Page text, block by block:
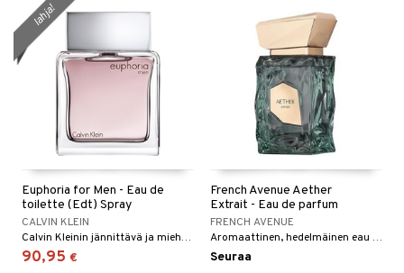
Euphoria for Men - Eau de
toilette (Edt) Spray
CALVIN KLEIN
Calvin Kleinin jännittävä ja miehekäs eau de toilette
90,95 €
lahja!
French Avenue Aether
Extrait - Eau de parfum
FRENCH AVENUE
Aromaattinen, hedelmäinen eau de parfum sekä hänelle että hänelle.
Seuraa